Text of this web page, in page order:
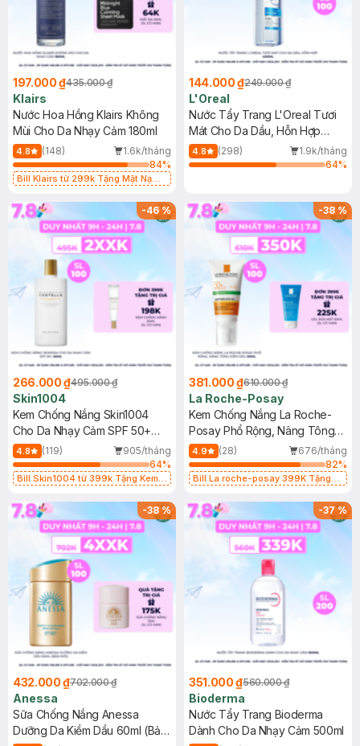
197.000 ₫435.000 ₫
Klairs
Nước Hoa Hồng Klairs Không
Mùi Cho Da Nhạy Cảm 180ml
4.8 (148)
1.6k/tháng
84%
Bill Klairs từ 299k Tặng Mặt Nạ
25ml (SL Có Hạn)
144.000 ₫249.000 ₫
L'Oreal
Nước Tẩy Trang L'Oreal Tươi
Mát Cho Da Dầu, Hỗn Hợp
400ml
4.8 (298)
1.9k/tháng
64%
-46%
266.000 ₫495.000 ₫
Skin1004
Kem Chống Nắng Skin1004
Cho Da Nhạy Cảm SPF 50+
50ml
4.8 (119)
905/tháng
64%
Bill Skin1004 từ 399k Tặng Kem
SPF 50+ 20ml (SL Có Hạn)
-38%
381.000 ₫610.000 ₫
La Roche-Posay
Kem Chống Nắng La Roche-
Posay Phổ Rộng, Nâng Tông
Kiềm Dầu 50ml
4.9 (28)
676/tháng
82%
Bill La roche-posay 399K Tặng
(SL có hạn)
-38%
432.000 ₫702.000 ₫
Anessa
Sữa Chống Nắng Anessa
Dưỡng Da Kiềm Dầu 60ml (Bản
-37%
351.000 ₫560.000 ₫
Bioderma
Nước Tẩy Trang Bioderma
Dành Cho Da Nhạy Cảm 500ml